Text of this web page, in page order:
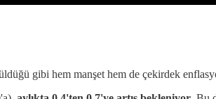
gibi hem manşet hem de çekirdek